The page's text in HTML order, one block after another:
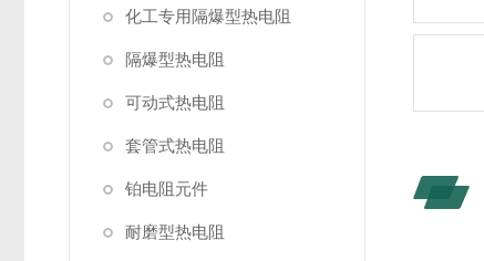
化工专用隔爆型热电阻
隔爆型热电阻
可动式热电阻
套管式热电阻
铂电阻元件
耐磨型热电阻